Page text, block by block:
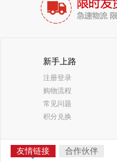
新手上路
注册登录
购物流程
常见问题
积分兑换
友情链接 合作伙伴